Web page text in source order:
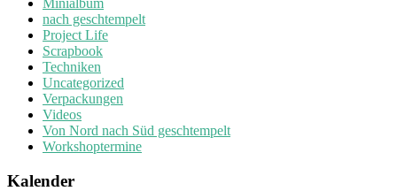
nach geschtempelt
Project Life
Scrapbook
Techniken
Uncategorized
Verpackungen
Videos
Von Nord nach Süd geschtempelt
Workshoptermine
Kalender